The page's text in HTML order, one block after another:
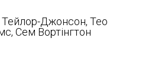
Джонсон, Тео
Сем Вортінгтон